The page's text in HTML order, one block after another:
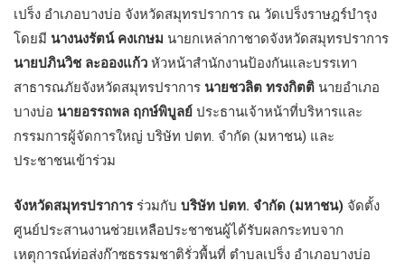
เปร็ง อำเภอบางบ่อ จังหวัดสมุทรปราการ ณ วัดเปร็งราษฎร์บำรุง
โดยมี นางนงรัตน์ คงเกษม นายกเหล่ากาชาดจังหวัดสมุทรปราการ
นายปภินวิช ละอองแก้ว หัวหน้าสำนักงานป้องกันและบรรเทา
สาธารณภัยจังหวัดสมุทรปราการ นายชวลิต ทรงกิตติ นายอำเภอ
บางบ่อ นายอรรถพล ฤกษ์พิบูลย์ ประธานเจ้าหน้าที่บริหารและ
กรรมการผู้จัดการใหญ่ บริษัท ปตท. จำกัด (มหาชน) และ
ประชาชนเข้าร่วม
จังหวัดสมุทรปราการร่วมกับ บริษัท ปตท. จำกัด (มหาชน) จัดตั้ง
ศูนย์ประสานงานช่วยเหลือประชาชนผู้ได้รับผลกระทบจาก
เหตุการณ์ท่อส่งก๊าซธรรมชาติรั่วพื้นที่ ตำบลเปร็ง อำเภอบางบ่อ